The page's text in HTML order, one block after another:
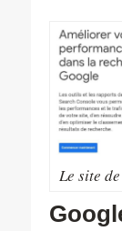
Le site